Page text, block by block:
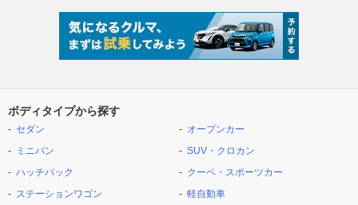
ボディタイプから探す
セダン
ミニバン
ハッチバック
ステーションワゴン
オープンカー
SUV・クロカン
クーペ・スポーツカー
軽自動車